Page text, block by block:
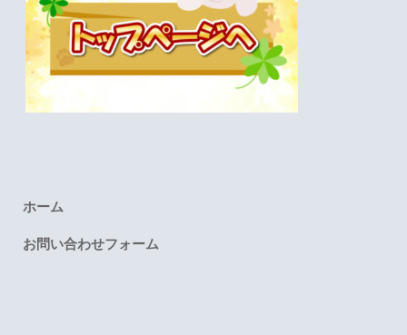
ホーム
お問い合わせフォーム